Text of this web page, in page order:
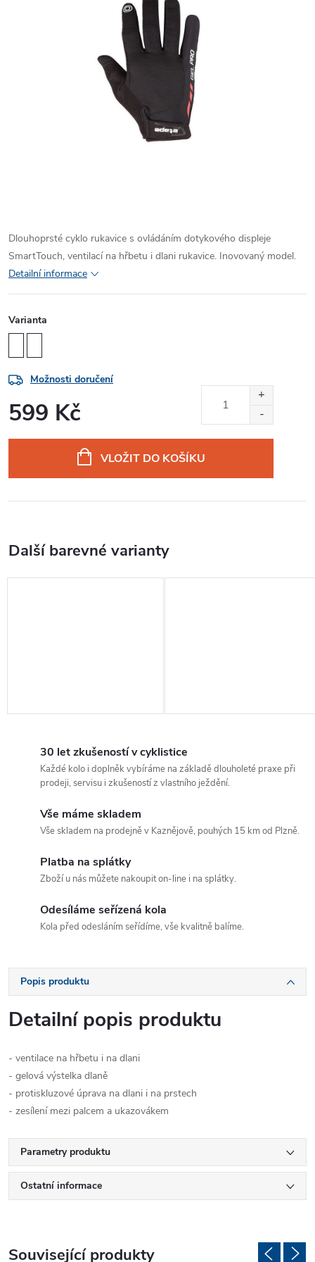
Dlouhoprsté cyklo rukavice s ovládáním dotykového displeje
SmartTouch, ventilací na hřbetu i dlani rukavice. Inovovaný model.
Detailní informace
Varianta
Možnosti doručení
599 Kč
VLOŽIT DO KOŠÍKU
30 let zkušeností v cyklistice
Každé kolo i doplněk vybíráme na základě dlouholeté praxe při
prodeji, servisu i zkušeností z vlastního ježdění.
Vše máme skladem
Vše skladem na prodejně v Kaznějově, pouhých 15 km od Plzně.
Platba na splátky
Zboží u nás můžete nakoupit on-line i na splátky.
Odesíláme seřízená kola
Kola před odesláním seřídíme, vše kvalitně balíme.
Popis produktu
Detailní popis produktu
- ventilace na hřbetu i na dlani
- gelová výstelka dlaně
- protiskluzové úprava na dlani i na prstech
- zesílení mezi palcem a ukazovákem
Parametry produktu
Ostatní informace
Související produkty